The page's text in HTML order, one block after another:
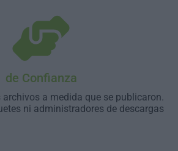
de Confianza
a medida que se publicaron.
ni administradores de descargas